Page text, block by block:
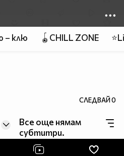
– клю 🪀CHILL ZONE
СЛЕДВАЙ0
Все още нямам
субтитри.